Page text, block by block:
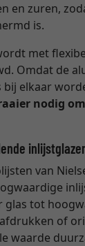
en zuren,
is.
met
Omdat de
bij elkaar
nodig
van
glas tot
of
waarde